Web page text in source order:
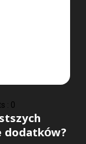
: 0
dodatków?